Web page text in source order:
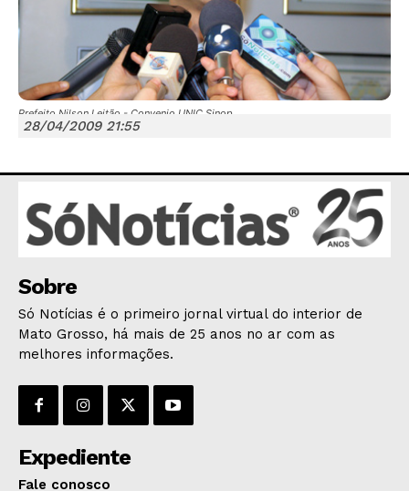
JUNTE-SE NO WHATSAPP
HOME
POLÍTICA
POLÍCIA
ECONOMIA
OPINIÃO
GERAL
EDUCAÇÃO
Prefeito Nilson Leitão - Convenio UNIC Sinop
28/04/2009 21:55
Sobre
Só Notícias é o primeiro jornal virtual do interior de
Mato Grosso, há mais de 25 anos no ar com as
melhores informações.
Expediente
Fale conosco